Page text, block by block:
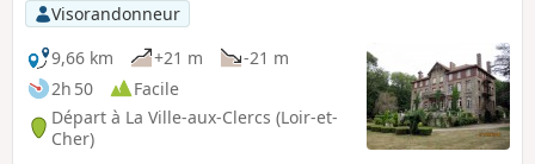
Visorandonneur
9,66 km
+21 m
-21 m
2h 50
Facile
Départ à La Ville-aux-Clercs (Loir-et-
Cher)